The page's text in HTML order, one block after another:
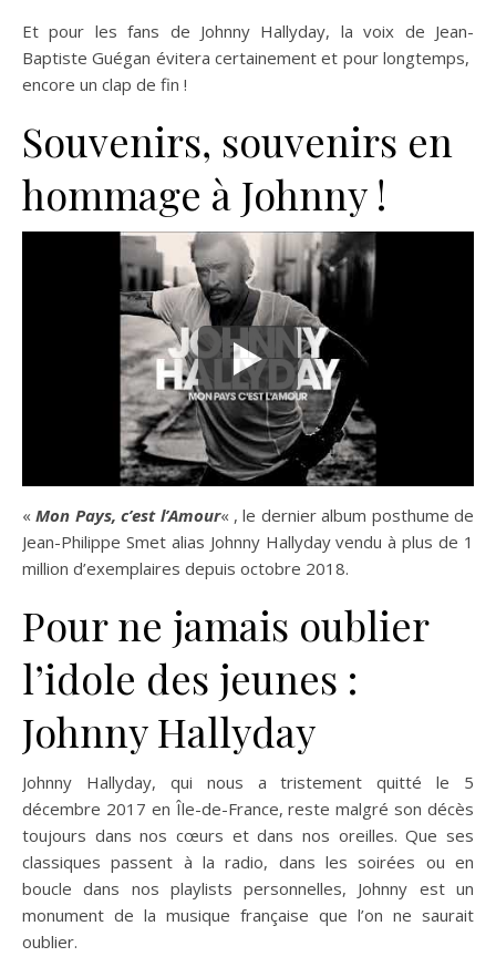
Et pour les fans de Johnny Hallyday, la voix de Jean-
Baptiste Guégan évitera certainement et pour longtemps,
encore un clap de fin !
Souvenirs, souvenirs en
hommage à Johnny !
«Mon Pays, c’est l’Amour« , le dernier album posthume de
Jean-Philippe Smet alias Johnny Hallyday vendu à plus de 1
million d’exemplaires depuis octobre 2018.
Pour ne jamais oublier
l’idole des jeunes :
Johnny Hallyday
Johnny Hallyday, qui nous a tristement quitté le 5
décembre 2017 en Île-de-France, reste malgré son décès
toujours dans nos cœurs et dans nos oreilles. Que ses
classiques passent à la radio, dans les soirées ou en
boucle dans nos playlists personnelles, Johnny est un
monument de la musique française que l’on ne saurait
oublier.